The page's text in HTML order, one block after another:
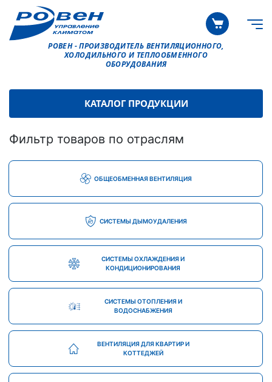
РОВЕН - ПРОИЗВОДИТЕЛЬ ВЕНТИЛЯЦИОННОГО,
ХОЛОДИЛЬНОГО И ТЕПЛООБМЕННОГО
ОБОРУДОВАНИЯ
КАТАЛОГ ПРОДУКЦИИ
Фильтр товаров по отраслям
ОБЩЕОБМЕННАЯ ВЕНТИЛЯЦИЯ
СИСТЕМЫ ДЫМОУДАЛЕНИЯ
СИСТЕМЫ ОХЛАЖДЕНИЯ И
КОНДИЦИОНИРОВАНИЯ
СИСТЕМЫ ОТОПЛЕНИЯ И
ВОДОСНАБЖЕНИЯ
ВЕНТИЛЯЦИЯ ДЛЯ КВАРТИР И
КОТТЕДЖЕЙ